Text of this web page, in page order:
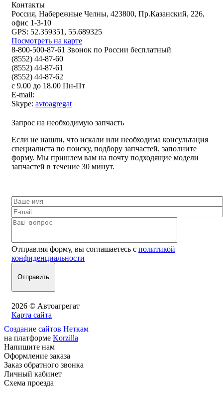
Контакты
Россия, Набережные Челны, 423800, Пр.Казанский, 226,
офис 1-3-10
GPS: 52.359351, 55.689325
Посмотреть на карте
8-800-500-87-61 Звонок по России бесплатный
(8552) 44-87-60
(8552) 44-87-61
(8552) 44-87-62
с 9.00 до 18.00 Пн-Пт
E-mail:
Skype: avtoagregat
Запрос на необходимую запчасть
Если не нашли, что искали или необходима консультация
специалиста по поиску, подбору запчастей, заполните
форму. Мы пришлем вам на почту подходящие модели
запчастей в течение 30 минут.
Отправляя форму, вы соглашаетесь с политикой
конфиденциальности
2026 © Автоагрегат
Карта сайта
Создание сайтов Неткам
на платформе Korzilla
Напишите нам
Оформление заказа
Заказ обратного звонка
Личный кабинет
Схема проезда